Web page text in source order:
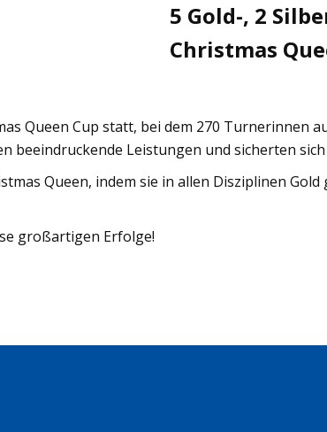
5 Gold-, 2
Christmas
Queen Cup statt, bei dem 270 Turnerinnen
beeindruckende Leistungen und sicherten
Queen, indem sie in allen Disziplinen
großartigen Erfolge!